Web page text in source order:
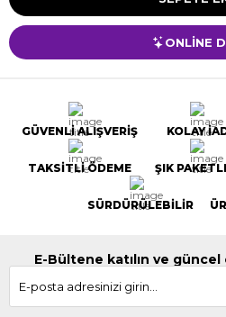
ONLİNE
GÜVENLİ ALIŞVERİŞ KOLAY
TAKSİTLİ ÖDEME ŞIK
SÜRDÜRÜLEBİLİR
E-Bültene katılın ve